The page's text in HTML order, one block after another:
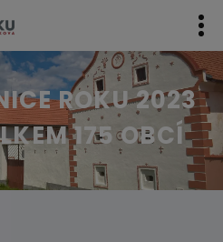
ROKU 2023
175 OBCÍ